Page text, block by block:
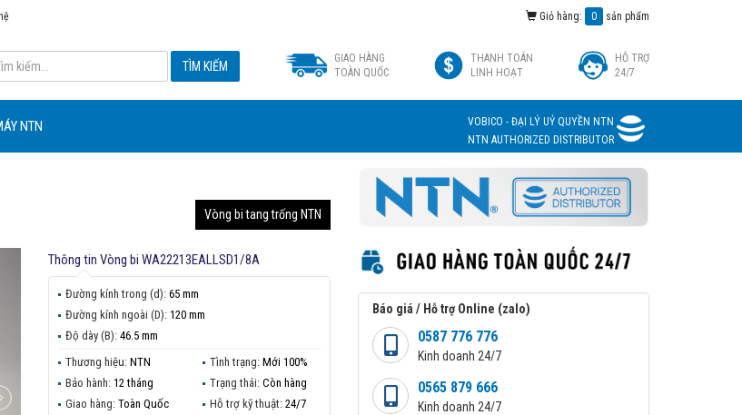
Giỏ hàng: 0 sản phẩm
GIAO HÀNG
TOÀN QUỐC
THANH TOÁN
LINH HOẠT
HỖ TRỢ
24/7
NTN
VOBICO - ĐẠI LÝ UỶ QUYỀN NTN
NTN AUTHORIZED DISTRIBUTOR
Vòng bi tang trống NTN
Thông tin Vòng bi WA22213EALLSD1/8A
Đường kính trong (d): 65 mm
Đường kính ngoài (D): 120 mm
Độ dày (B): 46.5 mm
Thương hiệu: NTN Tình trạng:Mới 100%
Bảo hành: 12 tháng Trạng thái:Còn hàng
Giao hàng: Toàn Quốc Hỗ trợ kỹ thuật:24/7
Báo giá / Hỗ trợ Online (zalo)
0587 776 776
Kinh doanh 24/7
0565 879 666
Kinh doanh 24/7